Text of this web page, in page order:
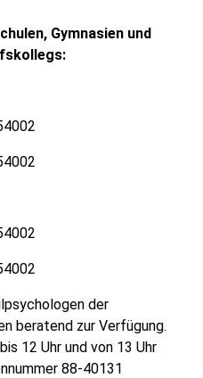
Gymnasien und
der
beratend zur Verfügung.
12 Uhr und von 13 Uhr
88-40131